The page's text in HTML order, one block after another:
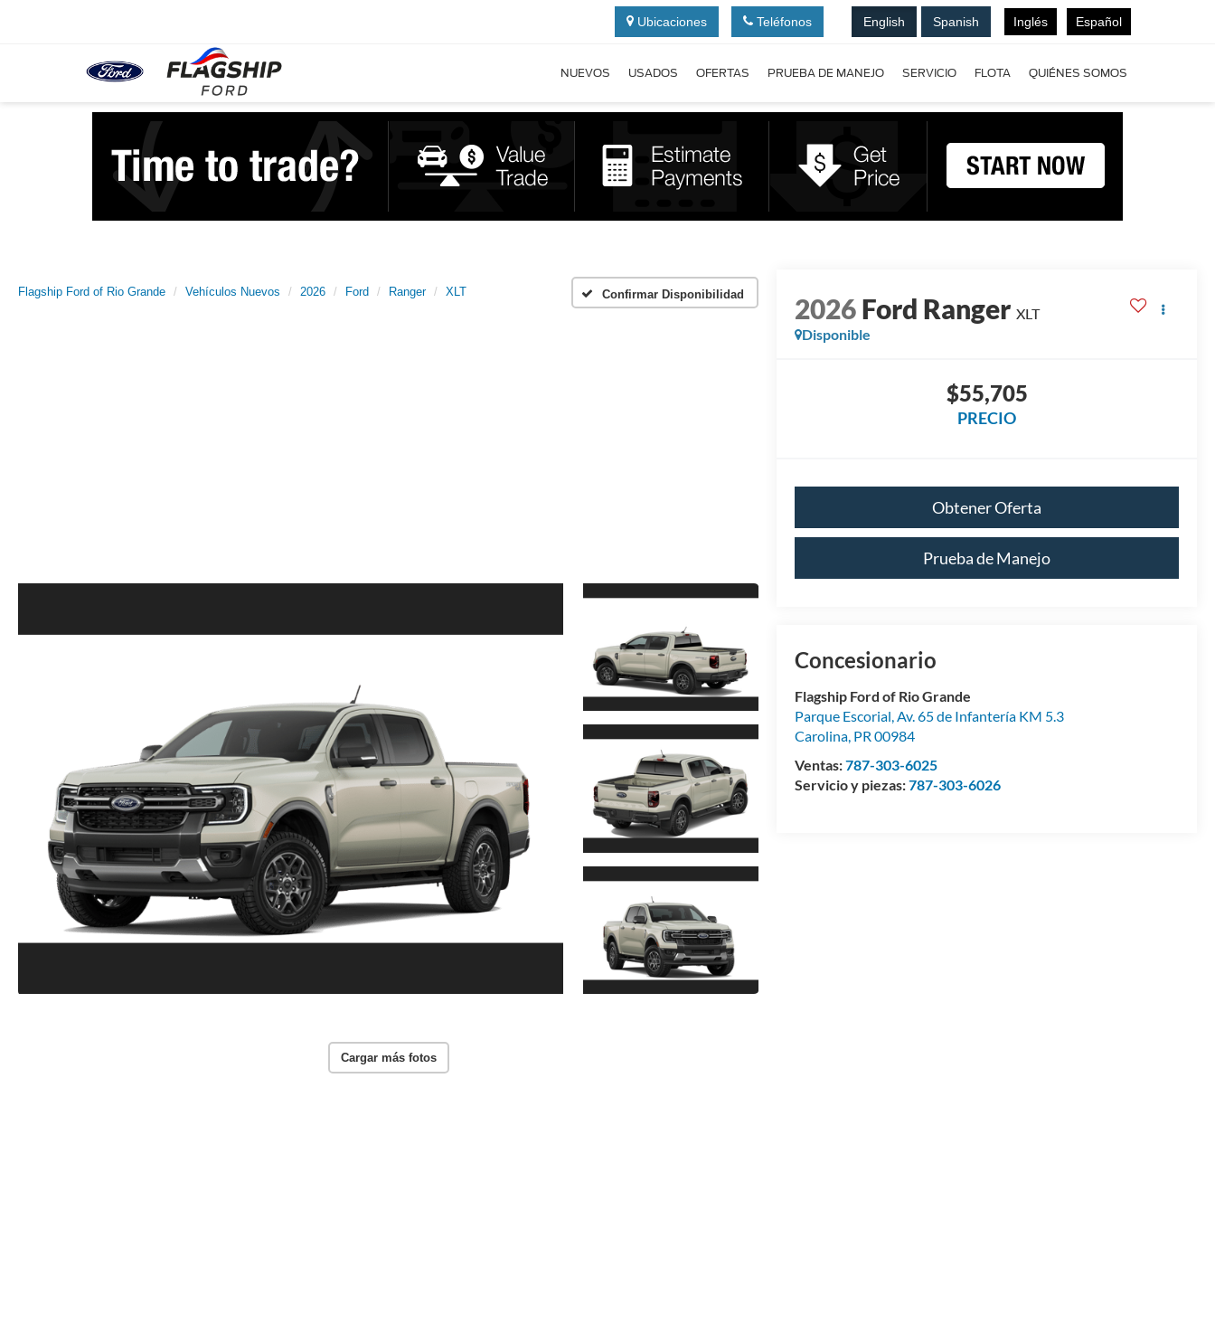
Ubicaciones Teléfonos English Spanish Inglés Español
NUEVOS USADOS OFERTAS PRUEBA DE MANEJO SERVICIO FLOTA QUIÉNES SOMOS
Flagship Ford of Rio Grande Vehículos Nuevos 2026 Ford Ranger XLT Confirmar Disponibilidad
Cargar más fotos
2026Ford Ranger XLT
Disponible
$55,705
PRECIO
Obtener Oferta
Prueba de Manejo
Concesionario
Flagship Ford of Rio Grande
Parque Escorial, Av. 65 de Infantería KM 5.3
Carolina, PR 00984
Ventas:787-303-6025
Servicio y piezas:787-303-6026